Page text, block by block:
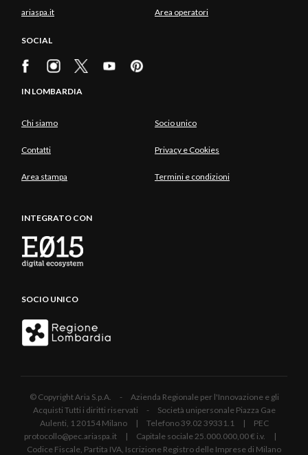
ariaspa.it Area operatori
SOCIAL
IN LOMBARDIA
Chi siamo Socio unico
Contatti Privacy e Cookies
Area stampa Termini e condizioni
INTEGRATO CON
SOCIO UNICO
© Copyright Aria S.p.A. - Azienda Regionale per l'Innovazione e gli
Acquisti Tutti i diritti riservati - Società unipersonale Piazza Gae
Aulenti, 1 20154 Milano | Telefono 39.02 39331.1 | PEC
protocollo@pec.ariaspa.it | Capitale sociale 25.000.000,00 € i.v. |
Codice Fiscale, Partita IVA, Iscrizione Registro delle Imprese di Milano